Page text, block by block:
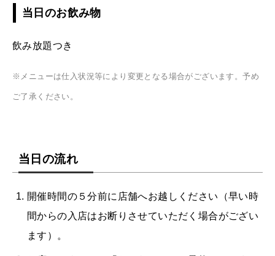
当日のお飲み物
飲み放題つき
※メニューは仕入状況等により変更となる場合がございます。予め
ご了承ください。
当日の流れ
開催時間の５分前に店舗へお越しください（早い時
間からの入店はお断りさせていただく場合がござい
ます）。